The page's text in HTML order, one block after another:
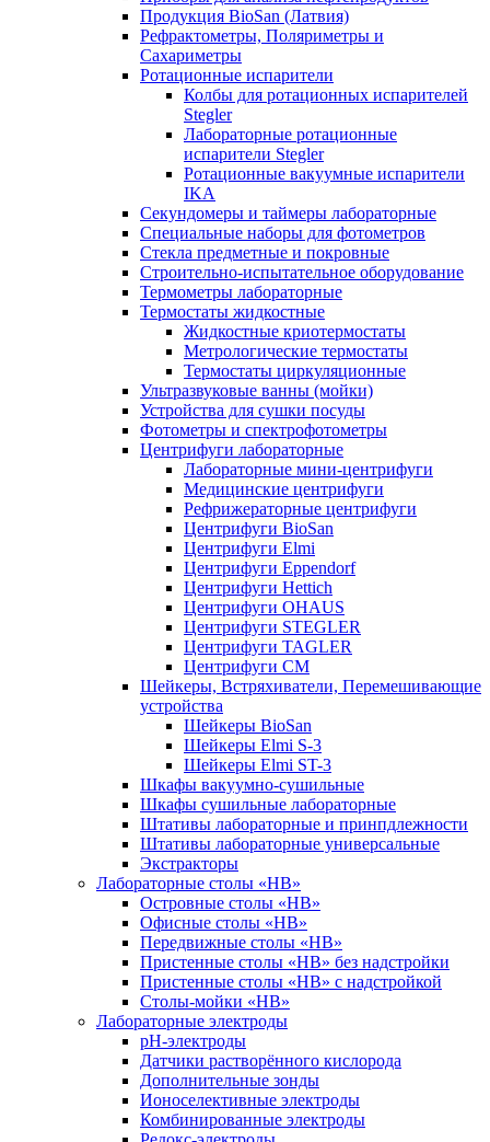
Продукция BioSan (Латвия)
Рефрактометры, Поляриметры и
Сахариметры
Ротационные испарители
Колбы для ротационных испарителей
Stegler
Лабораторные ротационные
испарители Stegler
Ротационные вакуумные испарители
IKA
Секундомеры и таймеры лабораторные
Специальные наборы для фотометров
Стекла предметные и покровные
Строительно-испытательное оборудование
Термометры лабораторные
Термостаты жидкостные
Жидкостные криотермостаты
Метрологические термостаты
Термостаты циркуляционные
Ультразвуковые ванны (мойки)
Устройства для сушки посуды
Фотометры и спектрофотометры
Центрифуги лабораторные
Лабораторные мини-центрифуги
Медицинские центрифуги
Рефрижераторные центрифуги
Центрифуги BioSan
Центрифуги Elmi
Центрифуги Eppendorf
Центрифуги Hettich
Центрифуги OHAUS
Центрифуги STEGLER
Центрифуги TAGLER
Центрифуги СМ
Шейкеры, Встряхиватели, Перемешивающие
устройства
Шейкеры BioSan
Шейкеры Elmi S-3
Шейкеры Elmi ST-3
Шкафы вакуумно-сушильные
Шкафы сушильные лабораторные
Штативы лабораторные и принпдлежности
Штативы лабораторные универсальные
Экстракторы
Лабораторные столы «НВ»
Островные столы «НВ»
Офисные столы «НВ»
Передвижные столы «НВ»
Пристенные столы «НВ» без надстройки
Пристенные столы «НВ» с надстройкой
Столы-мойки «НВ»
Лабораторные электроды
pH-электроды
Датчики растворённого кислорода
Дополнительные зонды
Ионоселективные электроды
Комбинированные электроды